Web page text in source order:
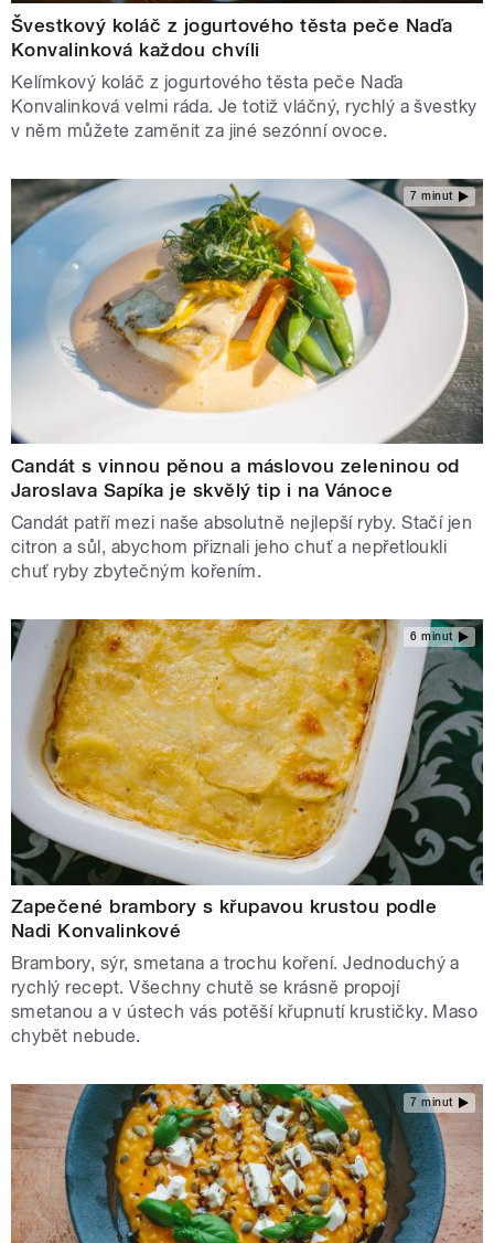
Švestkový koláč z jogurtového těsta peče Naďa
Konvalinková každou chvíli
Kelímkový koláč z jogurtového těsta peče Naďa
Konvalinková velmi ráda. Je totiž vláčný, rychlý a švestky
v něm můžete zaměnit za jiné sezónní ovoce.
7 minut
Candát s vinnou pěnou a máslovou zeleninou od
Jaroslava Sapíka je skvělý tip i na Vánoce
Candát patří mezi naše absolutně nejlepší ryby. Stačí jen
citron a sůl, abychom přiznali jeho chuť a nepřetloukli
chuť ryby zbytečným kořením.
6 minut
Zapečené brambory s křupavou krustou podle
Nadi Konvalinkové
Brambory, sýr, smetana a trochu koření. Jednoduchý a
rychlý recept. Všechny chutě se krásně propojí
smetanou a v ústech vás potěší křupnutí krustičky. Maso
chybět nebude.
7 minut